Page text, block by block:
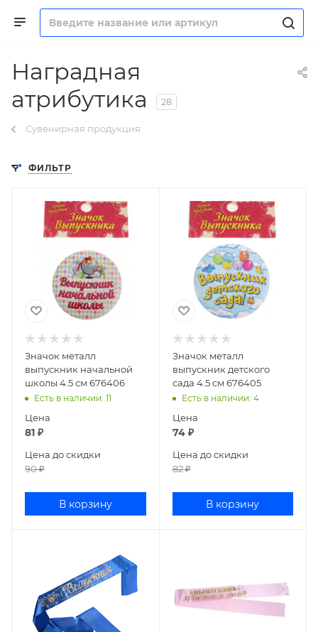
Наградная
атрибутика
28
Сувенирная продукция
ФИЛЬТР
Значок металл
выпускник начальной
школы 4.5 см 676406
Есть в наличии: 11
Цена
81 ₽
Цена до скидки
90₽
В корзину
Значок металл
выпускник детского
сада 4.5 см 676405
Есть в наличии: 4
Цена
74₽
Цена до скидки
82₽
В корзину